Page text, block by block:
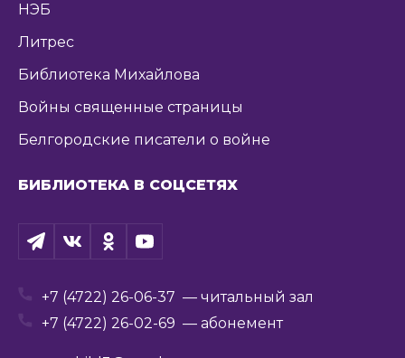
НЭБ
Литрес
Библиотека Михайлова
Войны священные страницы
Белгородские писатели о войне
БИБЛИОТЕКА В СОЦСЕТЯХ
+7 (4722) 26-06-37 — читальный зал
+7 (4722) 26-02-69 — абонемент